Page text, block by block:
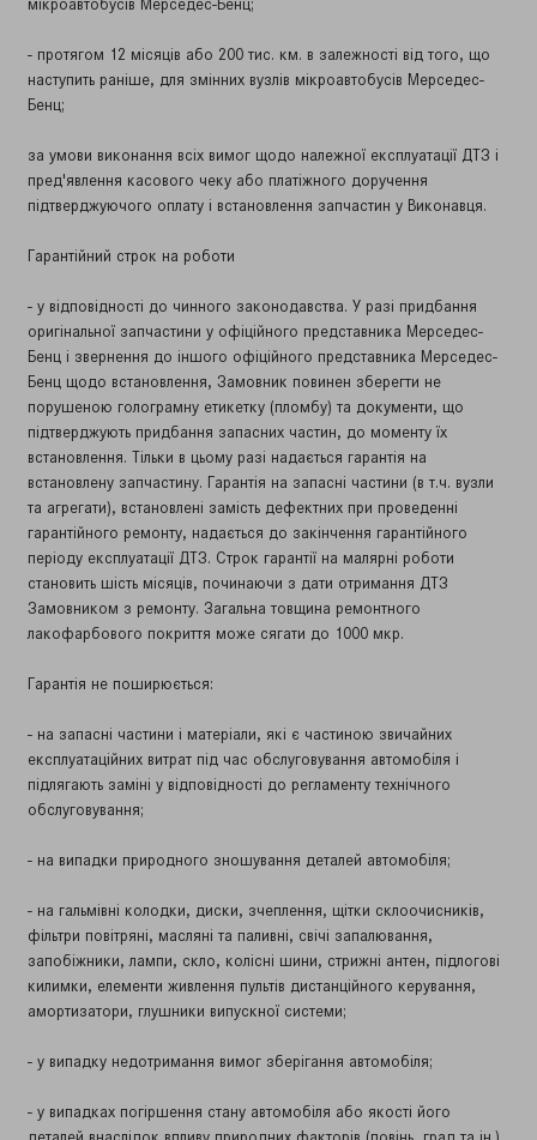
мікроавтобусів Мерседес-Бенц;
- протягом 12 місяців або 200 тис. км. в залежності від того, що
наступить раніше, для змінних вузлів мікроавтобусів Мерседес-
Бенц;
за умови виконання всіх вимог щодо належної експлуатації ДТЗ і
пред'явлення касового чеку або платіжного доручення
підтверджуючого оплату і встановлення запчастин у Виконавця.
Гарантійний строк на роботи
- у відповідності до чинного законодавства. У разі придбання
оригінальної запчастини у офіційного представника Мерседес-
Бенц і звернення до іншого офіційного представника Мерседес-
Бенц щодо встановлення, Замовник повинен зберегти не
порушеною голограмну етикетку (пломбу) та документи, що
підтверджують придбання запасних частин, до моменту їх
встановлення. Тільки в цьому разі надається гарантія на
встановлену запчастину. Гарантія на запасні частини (в т.ч. вузли
та агрегати), встановлені замість дефектних при проведенні
гарантійного ремонту, надається до закінчення гарантійного
періоду експлуатації ДТЗ. Строк гарантії на малярні роботи
становить шість місяців, починаючи з дати отримання ДТЗ
Замовником з ремонту. Загальна товщина ремонтного
лакофарбового покриття може сягати до 1000 мкр.
Гарантія не поширюється:
- на запасні частини і матеріали, які є частиною звичайних
експлуатаційних витрат під час обслуговування автомобіля і
підлягають заміні у відповідності до регламенту технічного
обслуговування;
- на випадки природного зношування деталей автомобіля;
- на гальмівні колодки, диски, зчеплення, щітки склоочисників,
фільтри повітряні, масляні та паливні, свічі запалювання,
запобіжники, лампи, скло, колісні шини, стрижні антен, підлогові
килимки, елементи живлення пультів дистанційного керування,
амортизатори, глушники випускної системи;
- у випадку недотримання вимог зберігання автомобіля;
- у випадках погіршення стану автомобіля або якості його